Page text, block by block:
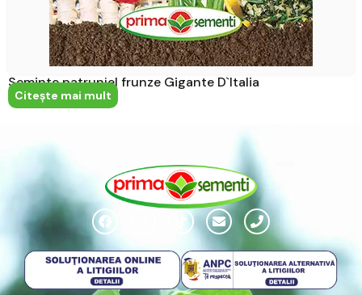
Seminte patrunjel frunze Gigante D`Italia
Citeşte mai mult